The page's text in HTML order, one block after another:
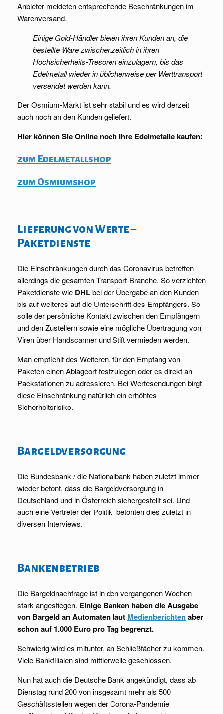
Anbieter meldeten entsprechende Beschränkungen im
Warenversand.
Einige Gold-Händler bieten ihren Kunden an, die
bestellte Ware zwischenzeitlich in ihren
Hochsicherheits-Tresoren einzulagern, bis das
Edelmetall wieder in üblicherweise per Werttransport
versendet werden kann.
Der Osmium-Markt ist sehr stabil und es wird derzeit
auch noch an den Kunden geliefert.
Hier können Sie Online noch Ihre Edelmetalle kaufen:
zum Edelmetallshop
zum Osmiumshop
Lieferung von Werte –
Paketdienste
Die Einschränkungen durch das Coronavirus betreffen
allerdings die gesamten Transport-Branche. So verzichten
Paketdienste wie DHLbei der Übergabe an den Kunden
bis auf weiteres auf die Unterschrift des Empfängers. So
solle der persönliche Kontakt zwischen den Empfängern
und den Zustellern sowie eine mögliche Übertragung von
Viren über Handscanner und Stift vermieden werden.
Man empfiehlt des Weiteren, für den Empfang von
Paketen einen Ablageort festzulegen oder es direkt an
Packstationen zu adressieren. Bei Wertesendungen birgt
diese Einschränkung natürlich ein erhöhtes
Sicherheitsrisiko.
Bargeldversorgung
Die Bundesbank / die Nationalbank haben zuletzt immer
wieder betont, dass die Bargeldversorgung in
Deutschland und in Österreich sichergestellt sei. Und
auch eine Vertreter der Politik betonten dies zuletzt in
diversen Interviews.
Bankenbetrieb
Die Bargeldnachfrage ist in den vergangenen Wochen
stark angestiegen. Einige Banken haben die Ausgabe
von Bargeld an Automaten laut Medienberichtenaber
schon auf 1.000 Euro pro Tag begrenzt.
Schwierig wird es mitunter, an Schließfächer zu kommen.
Viele Bankfilialen sind mittlerweile geschlossen.
Nun hat auch die Deutsche Bank angekündigt, dass ab
Dienstag rund 200 von insgesamt mehr als 500
Geschäftsstellen wegen der Corona-Pandemie